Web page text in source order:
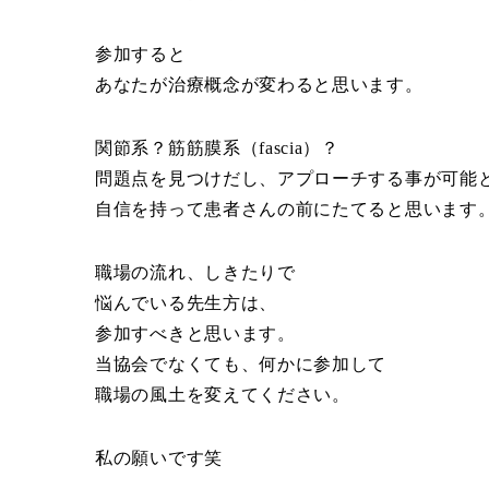
参加すると
あなたが治療概念が変わると思います。
関節系？筋筋膜系（fascia）？
問題点を見つけだし、アプローチする事が可能
自信を持って患者さんの前にたてると思います。
職場の流れ、しきたりで
悩んでいる先生方は、
参加すべきと思います。
当協会でなくても、何かに参加して
職場の風土を変えてください。
私の願いです笑